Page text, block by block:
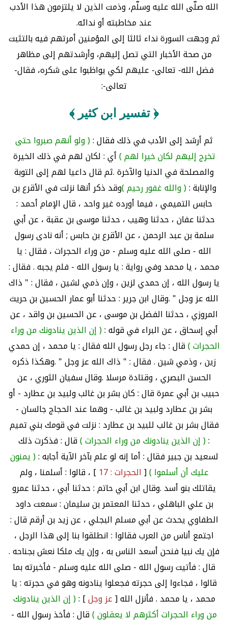
الله صلّى الله عليه وسلّم، وذمت الذين لا يلتزمون هذا الأدب
عند مخاطبته أو ندائه.
ثم وجهت السورة نداء ثالثا إلى المؤمنين أمرتهم فيه بالتثبت
من صحة الأخبار التي تصل إليهم، وأرشدتهم إلى مظاهر
فضل الله- تعالى- عليهم لكي يواظبوا على شكره، فقال-
تعالى-:
﴿ تفسير ابن كثير ﴾
ثم أرشد إلى الأدب في ذلك فقال :( ولو أنهم صبروا حتى
تخرج إليهم لكان خيرا لهم )أي : لكان لهم في ذلك الخيرة
والمصلحة في الدنيا والآخرة .ثم قال داعيا لهم إلى التوبة
والإنابة :( والله غفور رحيم )وقد ذكر أنها نزلت في الأقرع بن
حابس التميمي ، فيما أورده غير واحد ، قال الإمام أحمد :
حدثنا عفان ، حدثنا وهيب ، حدثنا موسى بن عقبة ، عن أبي
سلمة بن عبد الرحمن ، عن الأقرع بن حابس ; أنه نادى رسول
الله - صلى الله عليه وسلم - من وراء الحجرات ، فقال : يا
محمد ، يا محمد وفي رواية : يا رسول الله - فلم يجبه . فقال :
يا رسول الله ، إن حمدي لزين ، وإن ذمي لشين ، فقال : " ذاك
الله عز وجل " .وقال ابن جرير : حدثنا أبو عمار الحسين بن حريث
المروزي ، حدثنا الفضل بن موسى ، عن الحسين بن واقد ، عن
أبي إسحاق ، عن البراء في قوله :( إن الذين ينادونك من وراء
الحجرات )قال : جاء رجل رسول الله فقال : يا محمد ، إن حمدي
زين ، وذمي شين . فقال : " ذاك الله عز وجل " .وهكذا ذكره
الحسن البصري ، وقتادة مرسلا .وقال سفيان الثوري ، عن
حبيب بن أبي عمرة قال : كان بشر بن غالب ولبيد بن عطارد - أو
بشر بن عطارد ولبيد بن غالب - وهما عند الحجاج جالسان -
فقال بشر بن غالب للبيد بن عطارد : نزلت في قومك بني تميم
:( إن الذين ينادونك من وراء الحجرات )قال : فذكرت ذلك
لسعيد بن جبير فقال : أما إنه لو علم بآخر الآية أجابه :( يمنون
عليك أن أسلموا )[الحجرات : 17
] ، قالوا : أسلمنا ، ولم
يقاتلك بنو أسد .وقال ابن أبي حاتم : حدثنا أبي ، حدثنا عمرو
بن علي الباهلي ، حدثنا المعتمر بن سليمان : سمعت داود
الطفاوي يحدث عن أبي مسلم البجلي ، عن زيد بن أرقم قال :
اجتمع أناس من العرب فقالوا : انطلقوا بنا إلى هذا الرجل ،
فإن يك نبيا فنحن أسعد الناس به ، وإن يك ملكا نعش بجناحه .
قال : فأتيت رسول الله - صلى الله عليه وسلم - فأخبرته بما
قالوا ، فجاءوا إلى حجرته فجعلوا ينادونه وهو في حجرته : يا
محمد ، يا محمد . فأنزل الله [عز وجل] :( إن الذين ينادونك
من وراء الحجرات أكثرهم لا يعقلون )قال : فأخذ رسول الله -